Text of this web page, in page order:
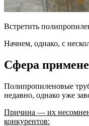
Встретить
Начнем, однако, с
Сфера
Полипропиленовые
недавно, однако уже
Причина — их
конкурентов: